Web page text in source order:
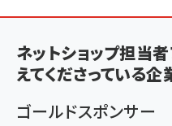
ン
く
ず
ネットショップ担当
えてくださっている企
ゴールドスポンサー